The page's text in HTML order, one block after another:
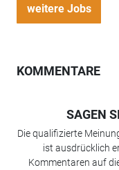
weitere Jobs
KOMMENTARE
SAGEN
Die qualifizierte
ist ausdrücklich
Kommentaren auf